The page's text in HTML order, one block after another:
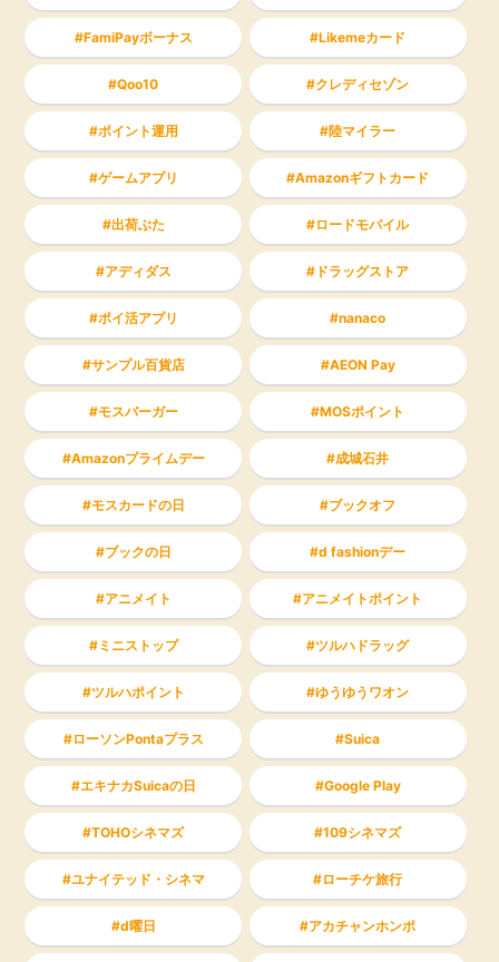
FamiPayボーナス Likemeカード
Qoo10 クレディセゾン
ポイント運用 陸マイラー
ゲームアプリ Amazonギフトカード
出荷ぶた ロードモバイル
アディダス ドラッグストア
ポイ活アプリ nanaco
サンプル百貨店 AEON Pay
モスバーガー MOSポイント
Amazonプライムデー 成城石井
モスカードの日 ブックオフ
ブックの日 d fashionデー
アニメイト アニメイトポイント
ミニストップ ツルハドラッグ
ツルハポイント ゆうゆうワオン
ローソンPontaプラス Suica
エキナカSuicaの日 Google Play
TOHOシネマズ 109シネマズ
ユナイテッド・シネマ ローチケ旅行
d曜日 アカチャンホンポ